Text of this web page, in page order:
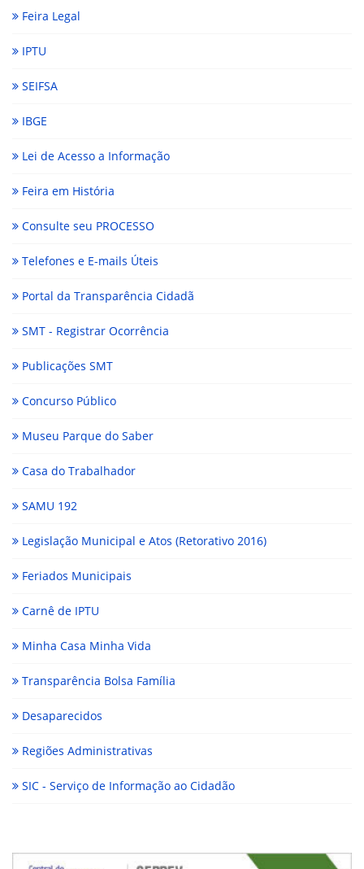
Feira Legal
IPTU
SEIFSA
IBGE
Lei de Acesso a Informação
Feira em História
Consulte seu PROCESSO
Telefones e E-mails Úteis
Portal da Transparência Cidadã
SMT - Registrar Ocorrência
Publicações SMT
Concurso Público
Museu Parque do Saber
Casa do Trabalhador
SAMU 192
Legislação Municipal e Atos (Retorativo 2016)
Feriados Municipais
Carnê de IPTU
Minha Casa Minha Vida
Transparência Bolsa Família
Desaparecidos
Regiões Administrativas
SIC - Serviço de Informação ao Cidadão